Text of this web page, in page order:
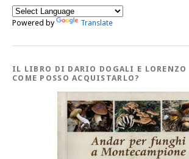
Powered by Translate
IL LIBRO DI DARIO DOGALI E LORENZO
COME POSSO ACQUISTARLO?